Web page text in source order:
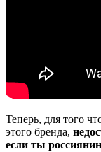
Теперь, для того
этого бренда,
если ты